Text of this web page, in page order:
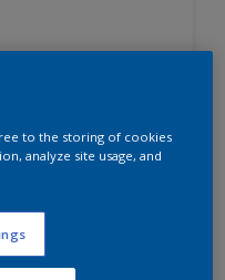
to the storing of cookies
analyze site usage, and